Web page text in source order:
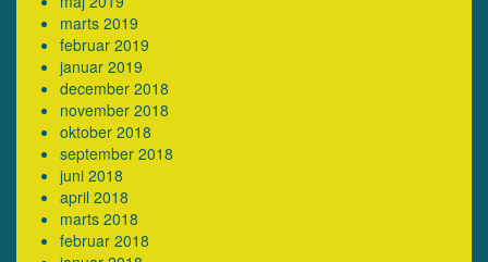
marts 2019
februar 2019
januar 2019
december 2018
november 2018
oktober 2018
september 2018
juni 2018
april 2018
marts 2018
februar 2018